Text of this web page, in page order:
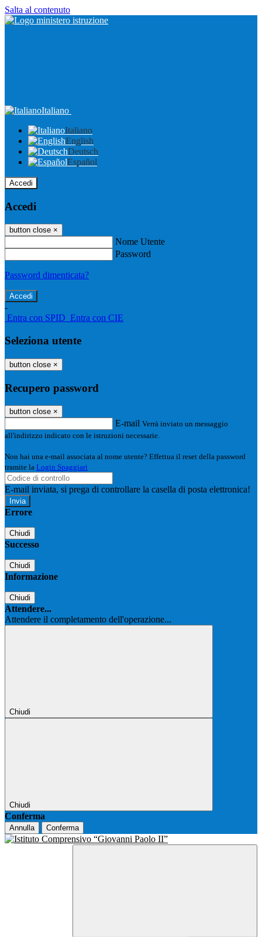
Salta al contenuto
Italiano
Italiano
English
Deutsch
Español
Accedi
Accedi
button close ×
Nome Utente
Password
Password dimenticata?
-
Entra con SPID Entra con CIE
Seleziona utente
button close ×
Recupero password
button close ×
E-mail Verrà inviato un messaggio
all'indirizzo indicato con le istruzioni necessarie.
Non hai una e-mail associata al nome utente? Effettua il reset della password
tramite la Login Spaggiari
E-mail inviata, si prega di controllare la casella di posta elettronica!
Errore
Chiudi
Successo
Chiudi
Informazione
Chiudi
Attendere...
Attendere il completamento dell'operazione...
Chiudi
Chiudi
Conferma
Annulla Conferma